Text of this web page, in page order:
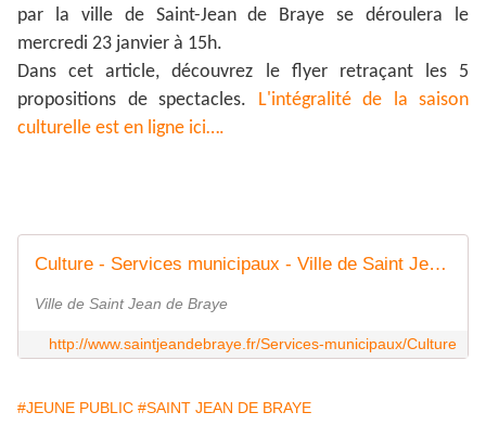
par la ville de Saint-Jean de Braye se déroulera le
mercredi 23 janvier à 15h.
Dans cet article, découvrez le flyer retraçant les 5
propositions de spectacles. L'intégralité de la saison
culturelle est en ligne ici….
Culture - Services municipaux - Ville de Saint Jean de Braye
Ville de Saint Jean de Braye
http://www.saintjeandebraye.fr/Services-municipaux/Culture
#JEUNE PUBLIC #SAINT JEAN DE BRAYE